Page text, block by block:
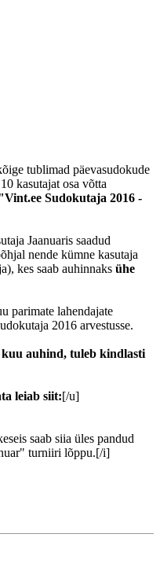
tublimad päevasudokude
kasutajat osa võtta
Sudokutaja 2016 -
Jaanuaris saadud
nende kümne kasutaja
kes saab auhinnaks ühe
parimate lahendajate
2016 arvestusse.
auhind, tuleb kindlasti
leiab siit:[/u]
saab siia üles pandud
turniiri lõppu.[/i]